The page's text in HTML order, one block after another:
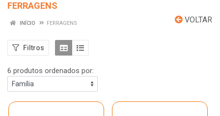
FERRAGENS
VOLTAR
INÍCIO FERRAGENS
Filtros
6 produtos ordenados por: